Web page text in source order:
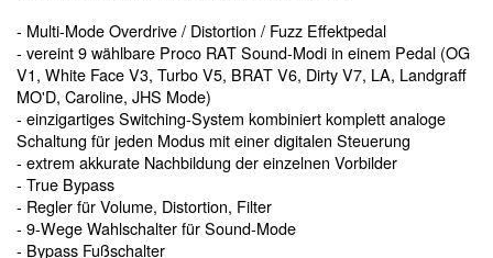
- Multi-Mode Overdrive / Distortion / Fuzz Effektpedal
- vereint 9 wählbare Proco RAT Sound-Modi in einem Pedal (OG
V1, White Face V3, Turbo V5, BRAT V6, Dirty V7, LA, Landgraff
MO'D, Caroline, JHS Mode)
- einzigartiges Switching-System kombiniert komplett analoge
Schaltung für jeden Modus mit einer digitalen Steuerung
- extrem akkurate Nachbildung der einzelnen Vorbilder
- True Bypass
- Regler für Volume, Distortion, Filter
- 9-Wege Wahlschalter für Sound-Mode
- Bypass Fußschalter